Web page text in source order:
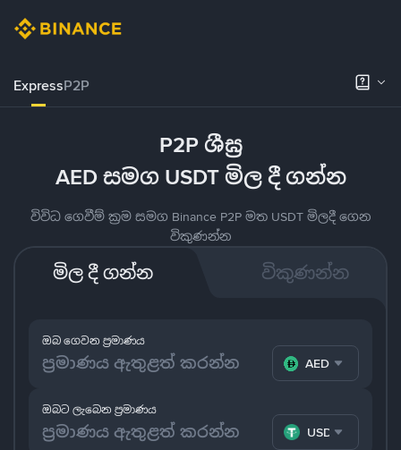
ExpressP2P
P2P ශීඝ්‍ර
AED සමග USDT මිල දී ගන්න
විවිධ ගෙවීම් ක්‍රම සමග Binance P2P මත USDT මිලදී ගෙන
විකුණන්න
මිල දී ගන්න විකුණන්න
ඔබ ගෙවන ප්‍රමාණය
AED
ඔබට ලැබෙන ප්‍රමාණය
USDT